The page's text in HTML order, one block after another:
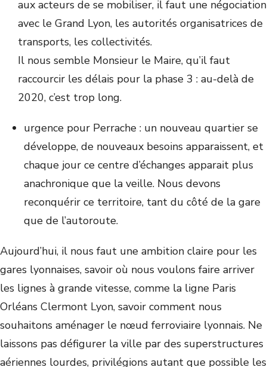
aux acteurs de se mobiliser, il faut une négociation
avec le Grand Lyon, les autorités organisatrices de
transports, les collectivités.
Il nous semble Monsieur le Maire, qu’il faut
raccourcir les délais pour la phase 3 : au-delà de
2020, c’est trop long.
urgence pour Perrache : un nouveau quartier se
développe, de nouveaux besoins apparaissent, et
chaque jour ce centre d’échanges apparait plus
anachronique que la veille. Nous devons
reconquérir ce territoire, tant du côté de la gare
que de l’autoroute.
Aujourd’hui, il nous faut une ambition claire pour les
gares lyonnaises, savoir où nous voulons faire arriver
les lignes à grande vitesse, comme la ligne Paris
Orléans Clermont Lyon, savoir comment nous
souhaitons aménager le nœud ferroviaire lyonnais. Ne
laissons pas défigurer la ville par des superstructures
aériennes lourdes, privilégions autant que possible les